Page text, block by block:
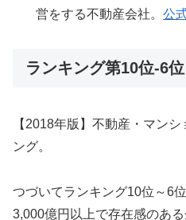
営をする不動産会社。公
ランキング第10位-6位
【2018年版】不動産・マン
ング。
つづいてランキング10位～6
3,000億円以上で存在感のあ